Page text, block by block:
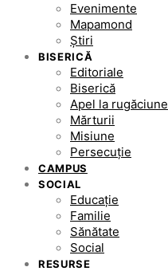
Evenimente
Mapamond
Știri
BISERICĂ
Editoriale
Biserică
Apel la rugăciune
Mărturii
Misiune
Persecuție
CAMPUS
SOCIAL
Educație
Familie
Sănătate
Social
RESURSE